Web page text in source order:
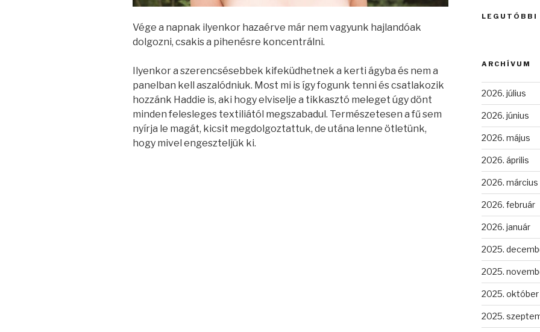
Vége a napnak ilyenkor hazaérve már nem vagyunk hajlandóak
dolgozni, csakis a pihenésre koncentrálni.
Ilyenkor a szerencsésebbek kifeküdhetnek a kerti ágyba és nem a
panelban kell aszalódniuk. Most mi is így fogunk tenni és csatlakozik
hozzánk Haddie is, aki hogy elviselje a tikkasztó meleget úgy dönt
minden felesleges textiliától megszabadul. Természetesen a fű sem
nyírja le magát, kicsit megdolgoztattuk, de utána lenne ötletünk,
hogy mivel engeszteljük ki.
LEGUTÓBBI
ARCHÍVUM
2026. július
2026. június
2026. május
2026. április
2026. március
2026. február
2026. január
2025.
2025.
2025. október
2025.